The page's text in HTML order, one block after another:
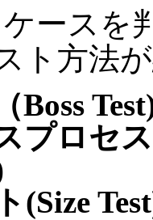
ースを
ト方法
Boss
プロセ
(Size